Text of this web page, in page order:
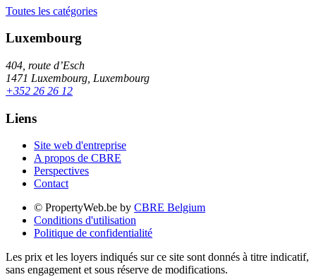
Toutes les catégories
Luxembourg
404, route d’Esch
1471 Luxembourg, Luxembourg
+352 26 26 12
Liens
Site web d'entreprise
A propos de CBRE
Perspectives
Contact
© PropertyWeb.be by CBRE Belgium
Conditions d'utilisation
Politique de confidentialité
Les prix et les loyers indiqués sur ce site sont donnés à titre indicatif,
sans engagement et sous réserve de modifications.